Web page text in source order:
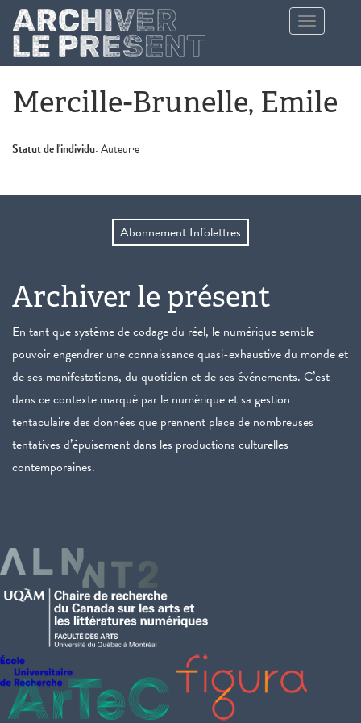
Aller au contenu principal
Toggle
navigation
Mercille-Brunelle, Emile
Statut de l'individu:Auteur·e
Abonnement Infolettres
Archiver le présent
En tant que système de codage du réel, le numérique semble
pouvoir engendrer une connaissance quasi-exhaustive du monde et
de ses manifestations, du quotidien et de ses événements. C’est
dans ce contexte marqué par le numérique et sa gestion
tentaculaire des données que prennent place de nombreuses
tentatives d’épuisement dans les productions culturelles
contemporaines.